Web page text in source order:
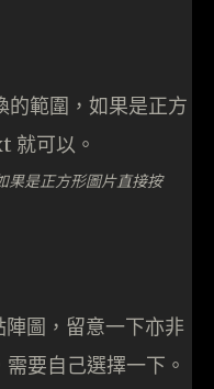
果是正方形圖片直接按